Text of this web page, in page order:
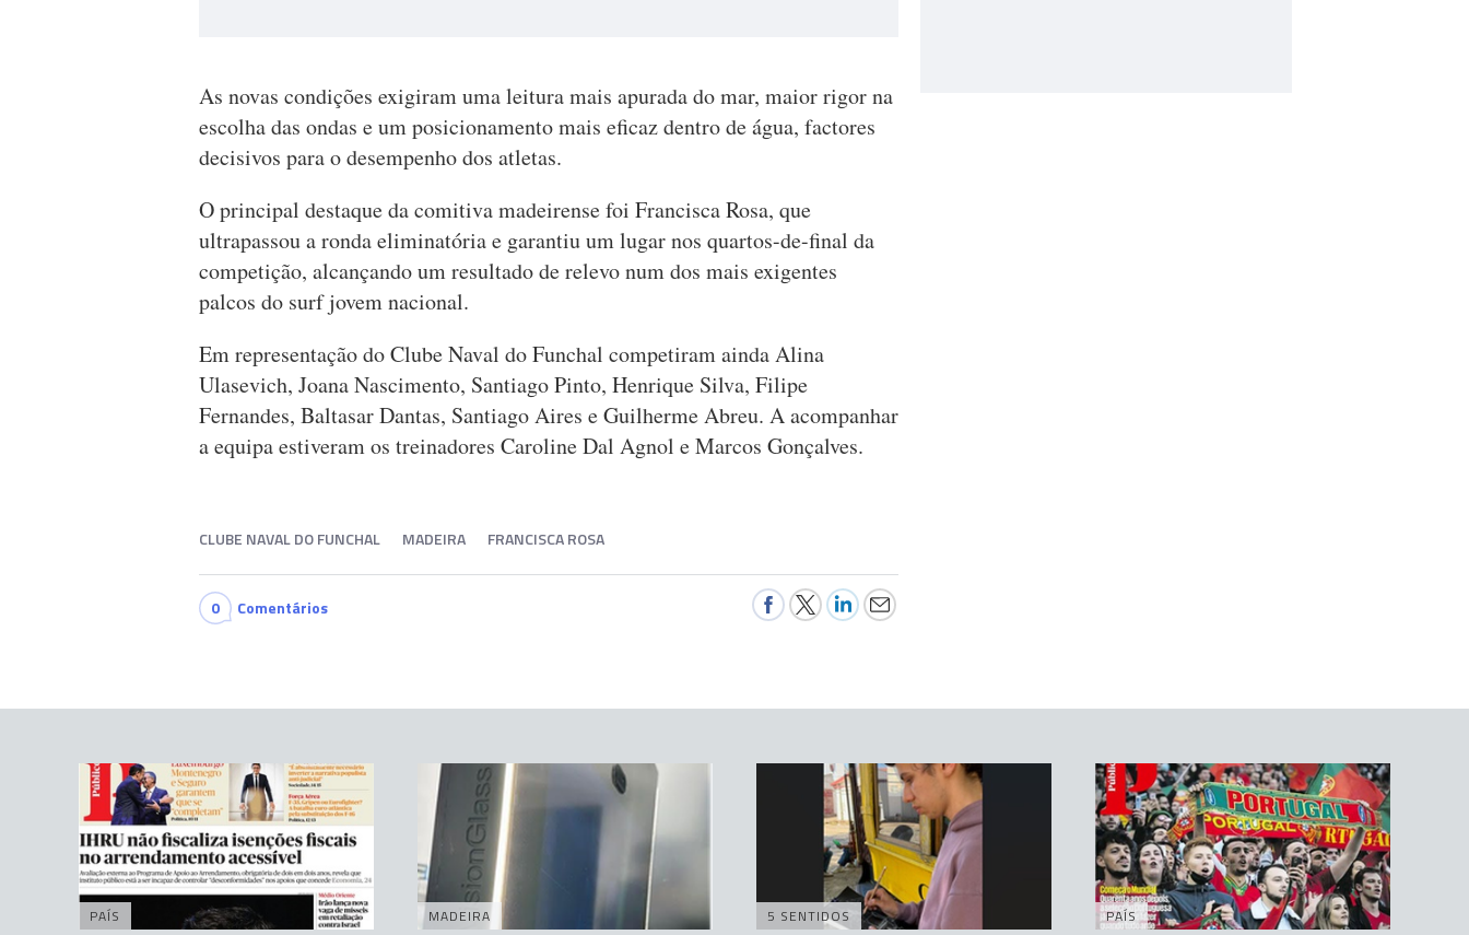
As novas condições exigiram uma leitura mais apurada do mar, maior rigor na
escolha das ondas e um posicionamento mais eficaz dentro de água, factores
decisivos para o desempenho dos atletas.
O principal destaque da comitiva madeirense foi Francisca Rosa, que
ultrapassou a ronda eliminatória e garantiu um lugar nos quartos-de-final da
competição, alcançando um resultado de relevo num dos mais exigentes
palcos do surf jovem nacional.
Em representação do Clube Naval do Funchal competiram ainda Alina
Ulasevich, Joana Nascimento, Santiago Pinto, Henrique Silva, Filipe
Fernandes, Baltasar Dantas, Santiago Aires e Guilherme Abreu. A acompanhar
a equipa estiveram os treinadores Caroline Dal Agnol e Marcos Gonçalves.
CLUBE NAVAL DO FUNCHAL MADEIRA FRANCISCA ROSA
0 Comentários
PAÍS MADEIRA 5 SENTIDOS PAÍS